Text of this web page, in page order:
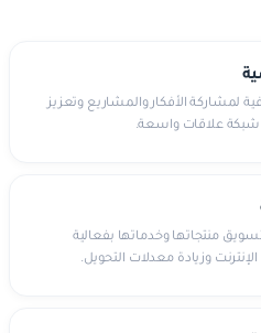
لمشاركة الأفكار والمشاريع وتعزيز
شبكة علاقات واسعة.
منتجاتها وخدماتها بفعالية
وزيادة معدلات التحويل.